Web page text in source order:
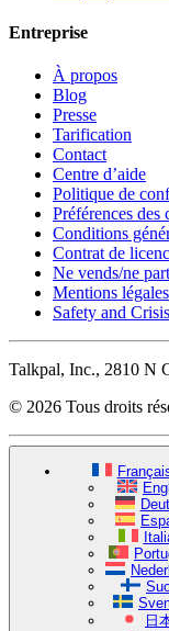
Entreprise
À propos
Blog
Presse
Tarification
Contact
Centre d’aide
Politique de
Préférences des
Conditions
Contrat de
Ne vends/ne
Mentions légales
Safety and
Talkpal, Inc., 2810 N
© 2026 Tous droits
日